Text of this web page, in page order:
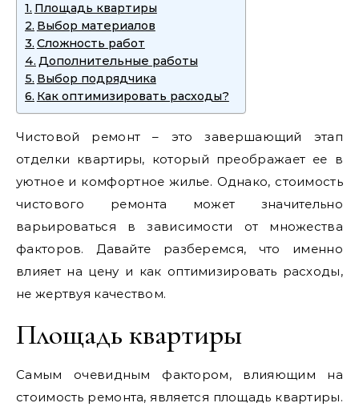
Площадь квартиры
Выбор материалов
Сложность работ
Дополнительные работы
Выбор подрядчика
Как оптимизировать расходы?
Чистовой ремонт – это завершающий этап
отделки квартиры, который преображает ее в
уютное и комфортное жилье. Однако, стоимость
чистового ремонта может значительно
варьироваться в зависимости от множества
факторов. Давайте разберемся, что именно
влияет на цену и как оптимизировать расходы,
не жертвуя качеством.
Площадь квартиры
Самым очевидным фактором, влияющим на
стоимость ремонта, является площадь квартиры.